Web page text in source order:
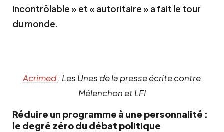
incontrôlable » et « autoritaire » a fait le tour
du monde.
Acrimed: Les Unes de la presse écrite contre
Mélenchon et LFI
Réduire un programme à une personnalité :
le degré zéro du débat politique